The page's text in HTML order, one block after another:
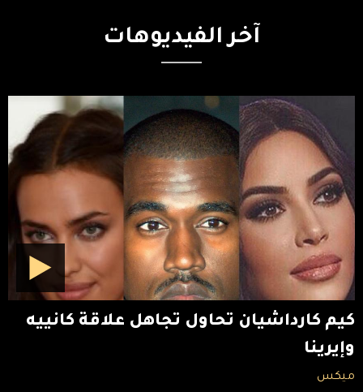
آخر الفيديوهات
كيم كارداشيان تحاول تجاهل علاقة كانييه
وإيرينا
ميكس